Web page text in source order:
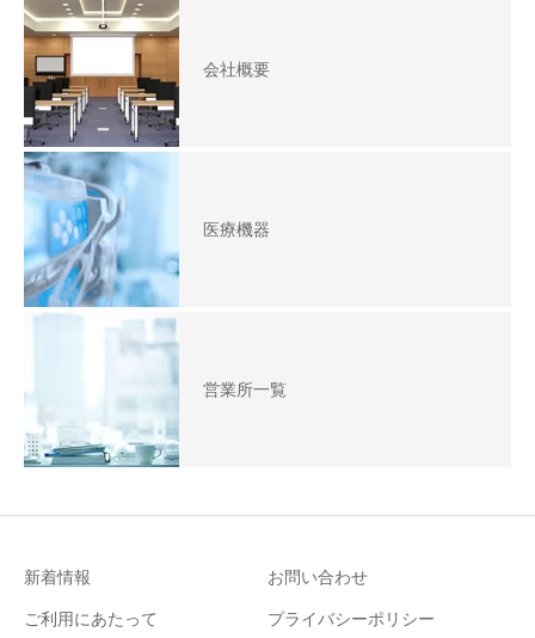
会社概要
医療機器
営業所一覧
新着情報 お問い合わせ
ご利用にあたって プライバシーポリシー